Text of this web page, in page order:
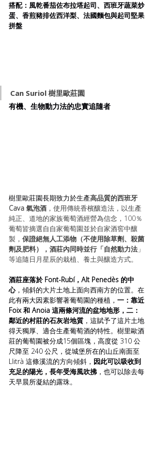
搭配：風乾番茄佐布拉塔起司、西班牙蔬菜炒
蛋、香煎豬排佐西洋梨、法國麵包與起司堅果
拼盤
Can Suriol 樹里歐莊園
有機、生物動力法的忠實追隨者
樹里歐莊園長期致力於生產高品質的西班牙
Cava 氣泡酒 ，使用傳統香檳釀造法，以生產
純正、道地的家族葡萄酒經營為信念，100％
葡萄皆摘選自自家葡萄園並於自家酒窖中釀
製， 保證絕無人工添物（不使用除草劑、殺菌
劑及肥料）
，酒莊內同時並行「自然動力法 」
等追隨日月星辰的栽植、養土與釀造方式。
酒莊座落於 Font-Rubí，Alt Penedès 的中
心 ，傾斜的大片土地上面向西南方的位置。在
此有兩大因素影響著葡萄園的種植， 一：靠近
Foix 和 Anoia 這兩條河流的盆地地形，二：
鄰近的村莊的石灰岩地質 ，這賦予了這片土地
得天獨厚、適合生產葡萄酒的特性。樹里歐酒
莊的葡萄園被分成15個區塊，高度從 310 公
尺降至 240 公尺，從城堡所在的山丘南面至
Llitrà 這條溪流的方向傾斜， 因此可以吸收到
充足的陽光，長年受海風吹拂 ，也可以除去每
天早晨所凝結的露珠。